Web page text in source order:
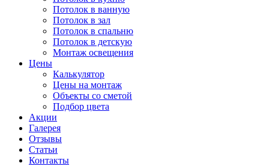
Потолок в ванную
Потолок в зал
Потолок в спальню
Потолок в детскую
Монтаж освещения
Цены
Калькулятор
Цены на монтаж
Объекты со сметой
Подбор цвета
Акции
Галерея
Отзывы
Статьи
Контакты